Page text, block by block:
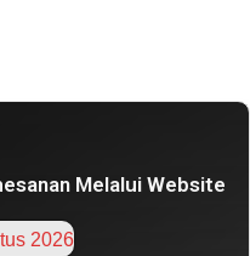
Melalui Website
2026